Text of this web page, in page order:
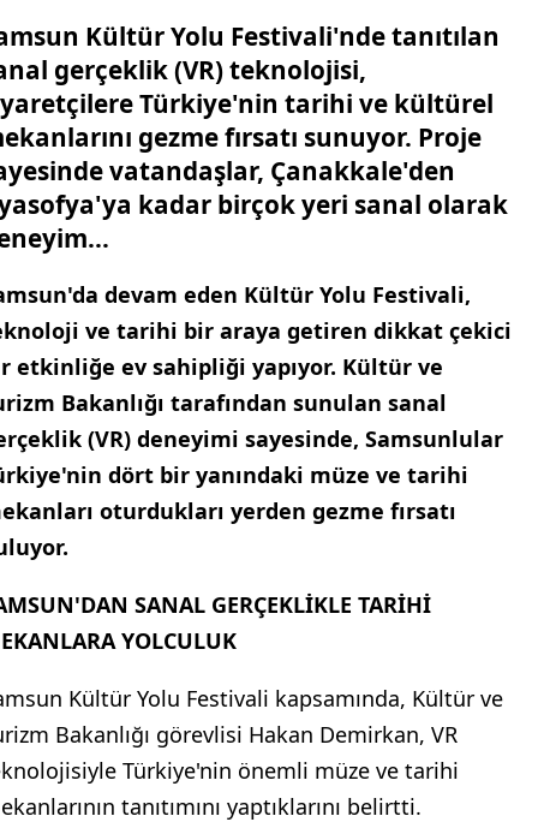
Kültür Yolu Festivali'nde tanıtılan
gerçeklik (VR) teknolojisi,
Türkiye'nin tarihi ve kültürel
gezme fırsatı sunuyor. Proje
vatandaşlar, Çanakkale'den
kadar birçok yeri sanal olarak
devam eden Kültür Yolu Festivali,
ve tarihi bir araya getiren dikkat çekici
etkinliğe ev sahipliği yapıyor. Kültür ve
Bakanlığı tarafından sunulan sanal
(VR) deneyimi sayesinde, Samsunlular
dört bir yanındaki müze ve tarihi
oturdukları yerden gezme fırsatı
SANAL GERÇEKLİKLE TARİHİ
YOLCULUK
Kültür Yolu Festivali kapsamında, Kültür ve
Bakanlığı görevlisi Hakan Demirkan, VR
Türkiye'nin önemli müze ve tarihi
tanıtımını yaptıklarını belirtti.